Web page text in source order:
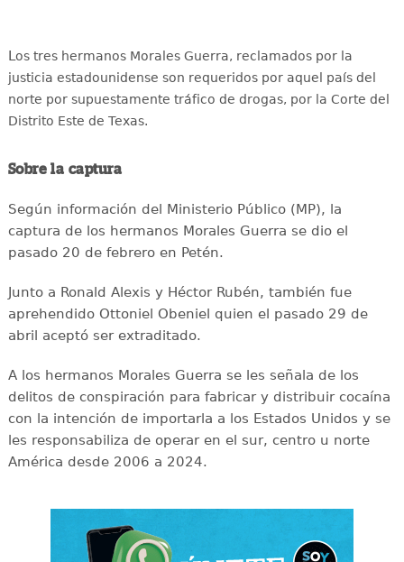
Los tres hermanos Morales Guerra, reclamados por la
justicia estadounidense son requeridos por aquel país del
norte por supuestamente tráfico de drogas, por la Corte del
Distrito Este de Texas.
Sobre la captura
Según información del Ministerio Público (MP), la
captura de los hermanos Morales Guerra se dio el
pasado 20 de febrero en Petén.
Junto a Ronald Alexis y Héctor Rubén, también fue
aprehendido Ottoniel Obeniel quien el pasado 29 de
abril aceptó ser extraditado.
A los hermanos Morales Guerra se les señala de los
delitos de conspiración para fabricar y distribuir cocaína
con la intención de importarla a los Estados Unidos y se
les responsabiliza de operar en el sur, centro u norte
América desde 2006 a 2024.